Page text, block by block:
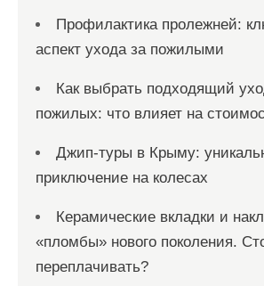
Профилактика пролежней:
аспект ухода за пожилыми
Как выбрать подходящий
пожилых: что влияет на
Джип-туры в Крыму:
приключение на колесах
Керамические вкладки и
«пломбы» нового поколения.
переплачивать?